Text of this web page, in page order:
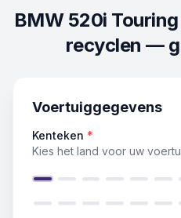
BMW 520i Touring
recyclen —
Voertuiggegevens
Kenteken *
Kies het land voor uw